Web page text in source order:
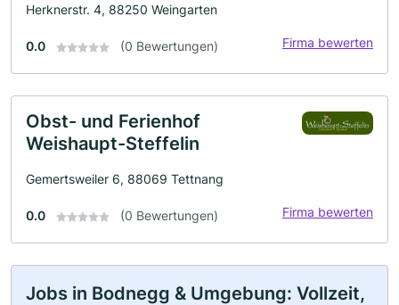
Herknerstr. 4, 88250 Weingarten
0.0 (0 Bewertungen) Firma bewerten
Obst- und Ferienhof
Weishaupt-Steffelin
Gemertsweiler 6, 88069 Tettnang
0.0 (0 Bewertungen) Firma bewerten
Jobs in Bodnegg & Umgebung: Vollzeit,